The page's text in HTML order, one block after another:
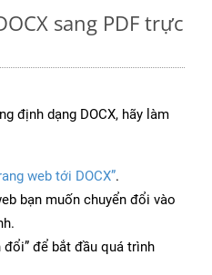
sang PDF trực
định dạng DOCX, hãy làm
web tới DOCX”.
bạn muốn chuyển đổi vào
đổi” để bắt đầu quá trình